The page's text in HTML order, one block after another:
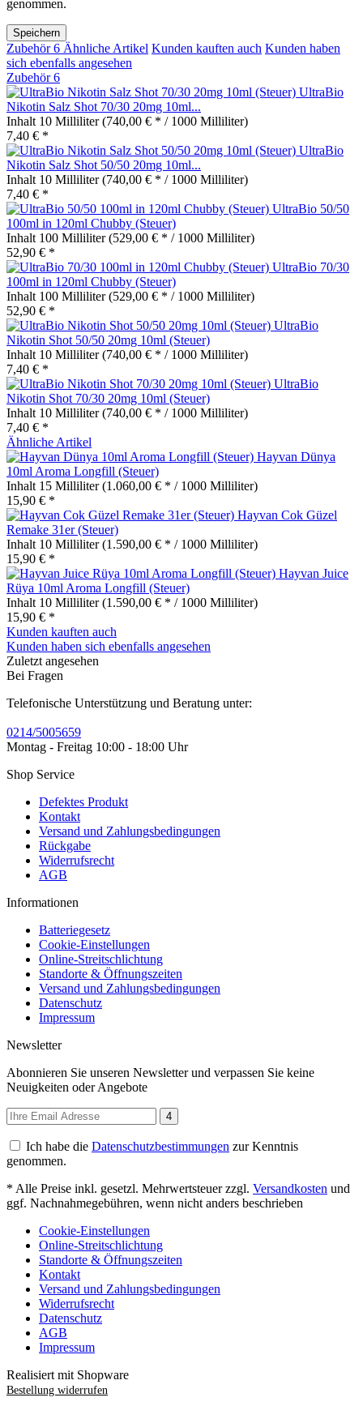
genommen.
Speichern
Zubehör6 Ähnliche Artikel Kunden kauften auch Kunden haben
sich ebenfalls angesehen
Zubehör6
UltraBio
Nikotin Salz Shot 70/30 20mg 10ml...
Inhalt 10 Milliliter(740,00 € * / 1000 Milliliter)
7,40 € *
UltraBio
Nikotin Salz Shot 50/50 20mg 10ml...
Inhalt 10 Milliliter(740,00 € * / 1000 Milliliter)
7,40 € *
UltraBio 50/50
100ml in 120ml Chubby (Steuer)
Inhalt 100 Milliliter(529,00 € * / 1000 Milliliter)
52,90 € *
UltraBio 70/30
100ml in 120ml Chubby (Steuer)
Inhalt 100 Milliliter(529,00 € * / 1000 Milliliter)
52,90 € *
UltraBio
Nikotin Shot 50/50 20mg 10ml (Steuer)
Inhalt 10 Milliliter(740,00 € * / 1000 Milliliter)
7,40 € *
UltraBio
Nikotin Shot 70/30 20mg 10ml (Steuer)
Inhalt 10 Milliliter(740,00 € * / 1000 Milliliter)
7,40 € *
Ähnliche Artikel
Hayvan Dünya
10ml Aroma Longfill (Steuer)
Inhalt 15 Milliliter(1.060,00 € * / 1000 Milliliter)
15,90 € *
Hayvan Cok Güzel
Remake 31er (Steuer)
Inhalt 10 Milliliter(1.590,00 € * / 1000 Milliliter)
15,90 € *
Hayvan Juice
Rüya 10ml Aroma Longfill (Steuer)
Inhalt 10 Milliliter(1.590,00 € * / 1000 Milliliter)
15,90 € *
Kunden kauften auch
Kunden haben sich ebenfalls angesehen
Zuletzt angesehen
Bei Fragen
Telefonische Unterstützung und Beratung unter:
0214/5005659
Montag - Freitag 10:00 - 18:00 Uhr
Shop Service
Defektes Produkt
Kontakt
Versand und Zahlungsbedingungen
Rückgabe
Widerrufsrecht
AGB
Informationen
Batteriegesetz
Cookie-Einstellungen
Online-Streitschlichtung
Standorte & Öffnungszeiten
Versand und Zahlungsbedingungen
Datenschutz
Impressum
Newsletter
Abonnieren Sie unseren Newsletter und verpassen Sie keine
Neuigkeiten oder Angebote
4
Ich habe die Datenschutzbestimmungen zur Kenntnis
genommen.
* Alle Preise inkl. gesetzl. Mehrwertsteuer zzgl. Versandkosten und
ggf. Nachnahmegebühren, wenn nicht anders beschrieben
Cookie-Einstellungen
Online-Streitschlichtung
Standorte & Öffnungszeiten
Kontakt
Versand und Zahlungsbedingungen
Widerrufsrecht
Datenschutz
AGB
Impressum
Realisiert mit Shopware
Bestellung widerrufen